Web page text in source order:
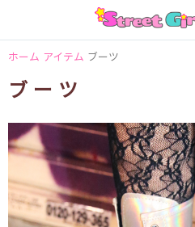
ホーム アイテム ブーツ
ブーツ